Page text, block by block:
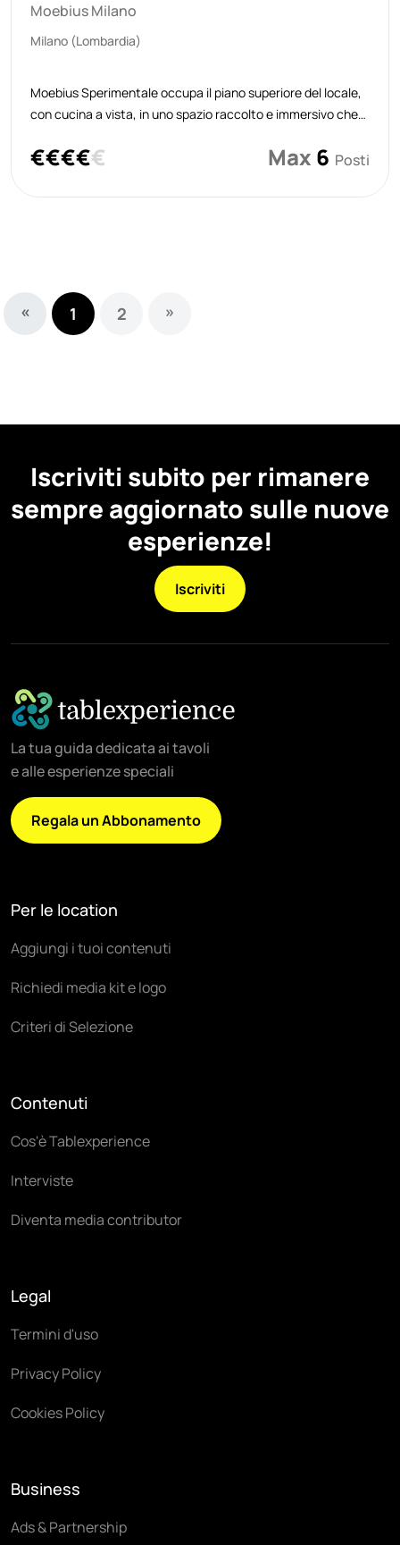
Moebius Milano
Milano (Lombardia)
Moebius Sperimentale occupa il piano superiore del locale,
con cucina a vista, in uno spazio raccolto e immersivo che
banco affacciato direttamente sulla linea di lavoro, pensato
€€€€€ Max 6 Posti
« 1 2 »
Iscriviti subito per rimanere
sempre aggiornato sulle nuove
esperienze!
Iscriviti
La tua guida dedicata ai tavoli
e alle esperienze speciali
Regala un Abbonamento
Per le location
Aggiungi i tuoi contenuti
Richiedi media kit e logo
Criteri di Selezione
Contenuti
Cos'è Tablexperience
Interviste
Diventa media contributor
Legal
Termini d'uso
Privacy Policy
Cookies Policy
Business
Ads & Partnership